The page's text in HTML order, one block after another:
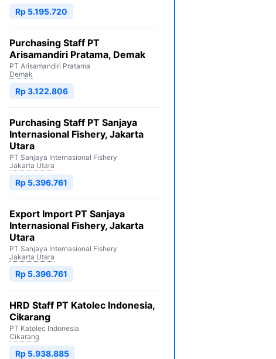
Rp 5.195.720
Purchasing Staff PT
Arisamandiri Pratama, Demak
PT Arisamandiri Pratama
Demak
Rp 3.122.806
Purchasing Staff PT Sanjaya
Internasional Fishery, Jakarta
Utara
PT Sanjaya Internasional Fishery
Jakarta Utara
Rp 5.396.761
Export Import PT Sanjaya
Internasional Fishery, Jakarta
Utara
PT Sanjaya Internasional Fishery
Jakarta Utara
Rp 5.396.761
HRD Staff PT Katolec Indonesia,
Cikarang
PT Katolec Indonesia
Cikarang
Rp 5.938.885